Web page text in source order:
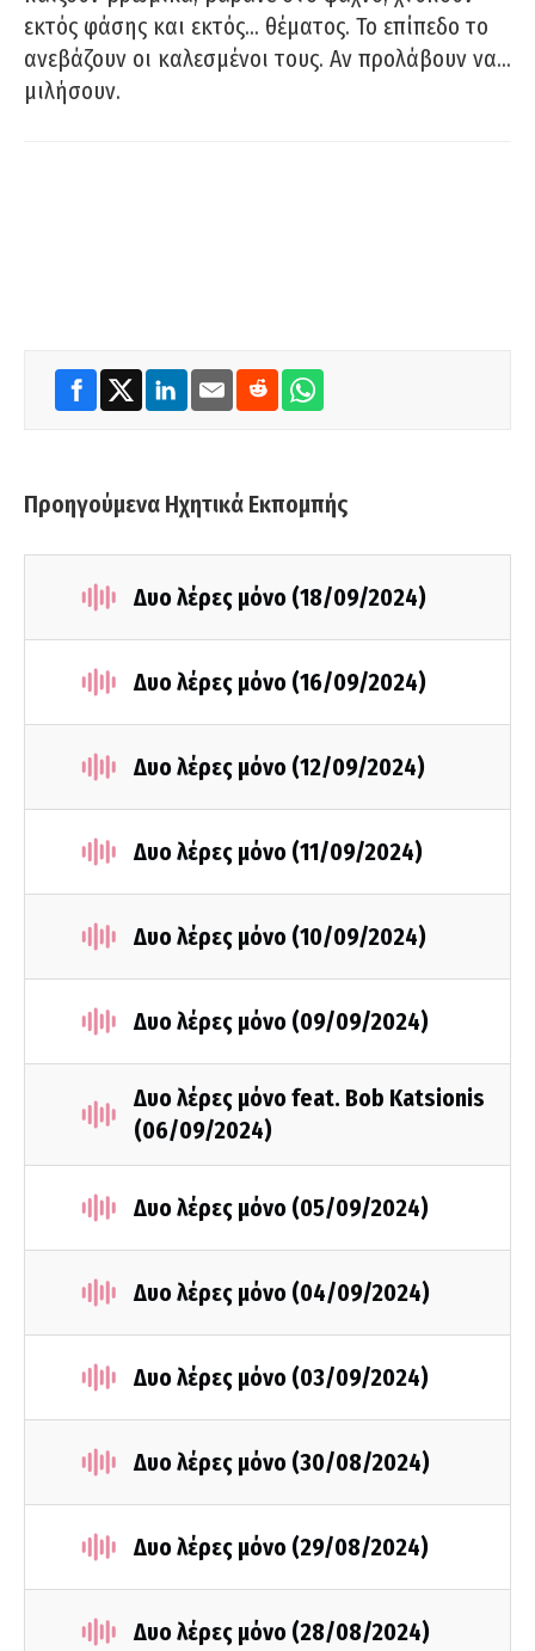
εκτός φάσης και εκτός… θέματος. Το επίπεδο το
ανεβάζουν οι καλεσμένοι τους. Αν προλάβουν να…
μιλήσουν.
Προηγούμενα Ηχητικά Εκπομπής
Δυο λέρες μόνο (18/09/2024)
Δυο λέρες μόνο (16/09/2024)
Δυο λέρες μόνο (12/09/2024)
Δυο λέρες μόνο (11/09/2024)
Δυο λέρες μόνο (10/09/2024)
Δυο λέρες μόνο (09/09/2024)
Δυο λέρες μόνο feat. Bob Katsionis
(06/09/2024)
Δυο λέρες μόνο (05/09/2024)
Δυο λέρες μόνο (04/09/2024)
Δυο λέρες μόνο (03/09/2024)
Δυο λέρες μόνο (30/08/2024)
Δυο λέρες μόνο (29/08/2024)
Δυο λέρες μόνο (28/08/2024)